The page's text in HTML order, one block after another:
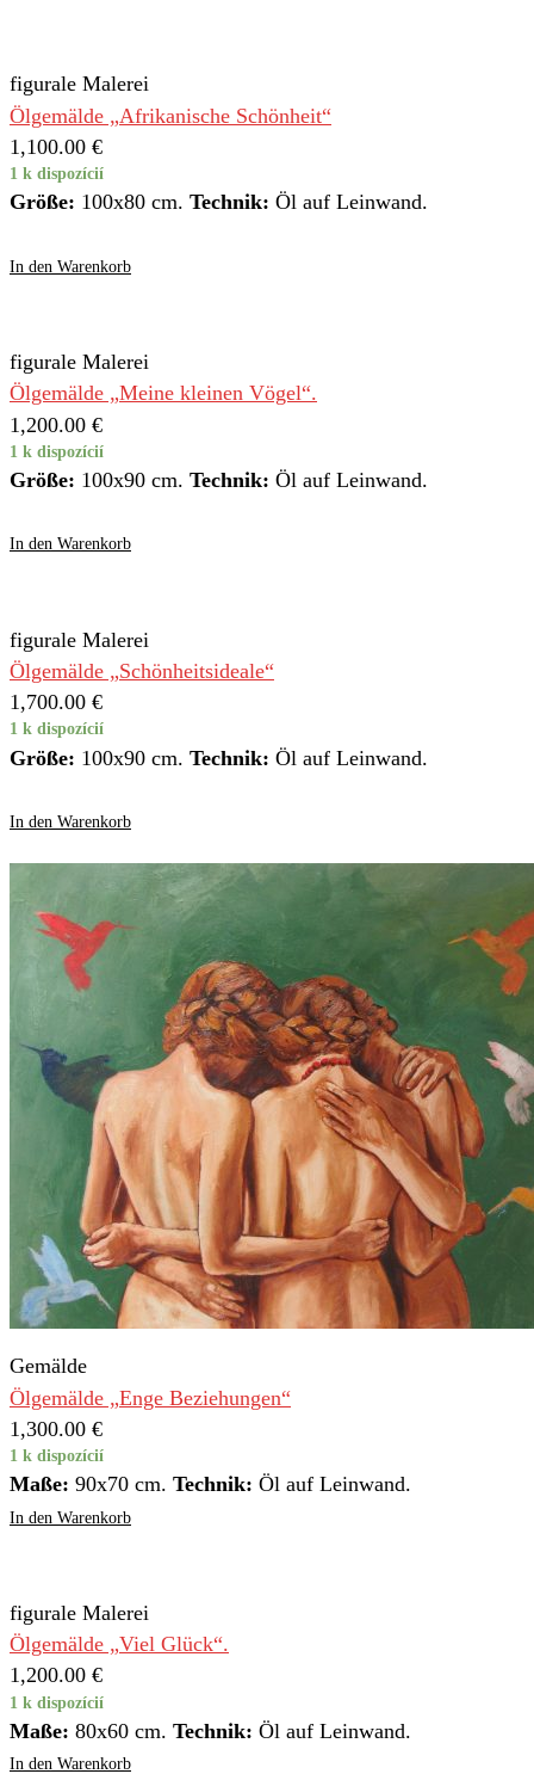
figurale Malerei
Ölgemälde „Afrikanische Schönheit“
1,100.00 €
1 k dispozícií
Größe: 100x80 cm. Technik: Öl auf Leinwand.
In den Warenkorb
figurale Malerei
Ölgemälde „Meine kleinen Vögel“.
1,200.00 €
1 k dispozícií
Größe: 100x90 cm. Technik: Öl auf Leinwand.
In den Warenkorb
figurale Malerei
Ölgemälde „Schönheitsideale“
1,700.00 €
1 k dispozícií
Größe: 100x90 cm. Technik: Öl auf Leinwand.
In den Warenkorb
Gemälde
Ölgemälde „Enge Beziehungen“
1,300.00 €
1 k dispozícií
Maße: 90x70 cm. Technik: Öl auf Leinwand.
In den Warenkorb
figurale Malerei
Ölgemälde „Viel Glück“.
1,200.00 €
1 k dispozícií
Maße: 80x60 cm. Technik: Öl auf Leinwand.
In den Warenkorb